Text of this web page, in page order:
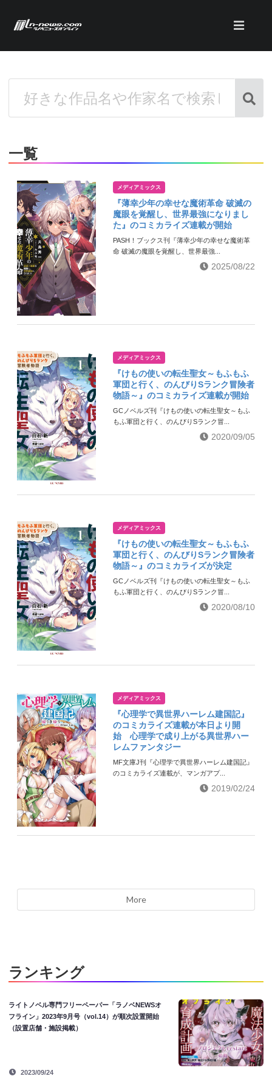
一覧
メディアミックス
『薄幸少年の幸せな魔術革命 破滅の
魔眼を覚醒し、世界最強になりまし
た』のコミカライズ連載が開始
PASH！ブックス刊『薄幸少年の幸せな魔術革
命 破滅の魔眼を覚醒し、世界最強...
2025/08/22
メディアミックス
『けもの使いの転生聖女～もふもふ
軍団と行く、のんびりSランク冒険者
物語～』のコミカライズ連載が開始
GCノベルズ刊『けもの使いの転生聖女～もふ
もふ軍団と行く、のんびりSランク冒...
2020/09/05
メディアミックス
『けもの使いの転生聖女～もふもふ
軍団と行く、のんびりSランク冒険者
物語～』のコミカライズが決定
GCノベルズ刊『けもの使いの転生聖女～もふ
もふ軍団と行く、のんびりSランク冒...
2020/08/10
メディアミックス
『心理学で異世界ハーレム建国記』
のコミカライズ連載が本日より開
始 心理学で成り上がる異世界ハー
レムファンタジー
MF文庫J刊『心理学で異世界ハーレム建国記』
のコミカライズ連載が、マンガアプ...
2019/02/24
More
ランキング
ライトノベル専門フリーペーパー「ラノベNEWSオ
フライン」2023年9月号（vol.14）が順次設置開始
（設置店舗・施設掲載）
2023/09/24